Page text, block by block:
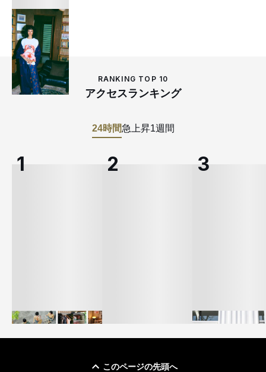
RANKING TOP 10
アクセスランキング
24時間急上昇1週間
このページの先頭へ